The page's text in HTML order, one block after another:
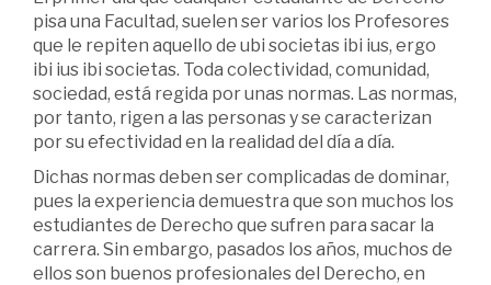
pisa una Facultad, suelen ser varios los Profesores
que le repiten aquello de ubi societas ibi ius, ergo
ibi ius ibi societas. Toda colectividad, comunidad,
sociedad, está regida por unas normas. Las normas,
por tanto, rigen a las personas y se caracterizan
por su efectividad en la realidad del día a día.
Dichas normas deben ser complicadas de dominar,
pues la experiencia demuestra que son muchos los
estudiantes de Derecho que sufren para sacar la
carrera. Sin embargo, pasados los años, muchos de
ellos son buenos profesionales del Derecho, en